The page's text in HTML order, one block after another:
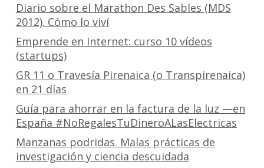
Diario sobre el Marathon Des Sables (MDS
2012). Cómo lo viví
Emprende en Internet: curso 10 vídeos
(startups)
GR 11 o Travesía Pirenaica (o Transpirenaica)
en 21 días
Guía para ahorrar en la factura de la luz —en
España #NoRegalesTuDineroALasElectricas
Manzanas podridas. Malas prácticas de
investigación y ciencia descuidada